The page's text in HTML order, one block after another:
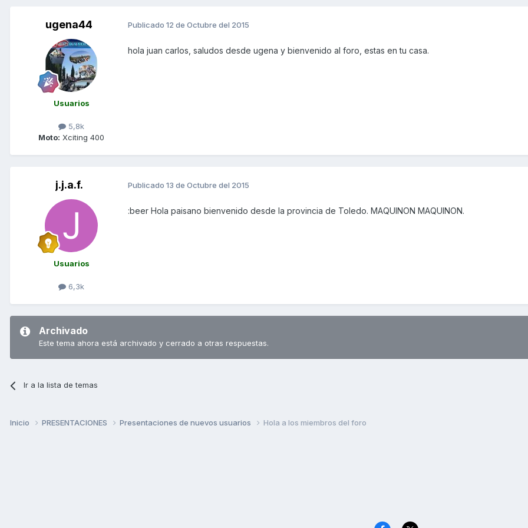
ugena44
Usuarios
5,8k
Moto: Xciting 400
Publicado 12 de Octubre del 2015
hola juan carlos, saludos desde ugena y bienvenido al foro, estas en tu casa.
j.j.a.f.
Usuarios
6,3k
Publicado 13 de Octubre del 2015
:beer Hola paisano bienvenido desde la provincia de Toledo. MAQUINON MAQUINON.
Archivado
Este tema ahora está archivado y cerrado a otras respuestas.
Ir a la lista de temas
Inicio PRESENTACIONES Presentaciones de nuevos usuarios Hola a los miembros del foro